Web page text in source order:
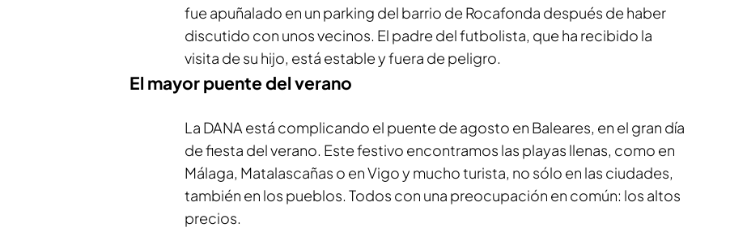
fue apuñalado en un parking del barrio de Rocafonda después de haber
discutido con unos vecinos. El padre del futbolista, que ha recibido la
visita de su hijo, está estable y fuera de peligro.
El mayor puente del verano
La DANA está complicando el puente de agosto en Baleares, en el gran día
de fiesta del verano. Este festivo encontramos las playas llenas, como en
Málaga, Matalascañas o en Vigo y mucho turista, no sólo en las ciudades,
también en los pueblos. Todos con una preocupación en común: los altos
precios.